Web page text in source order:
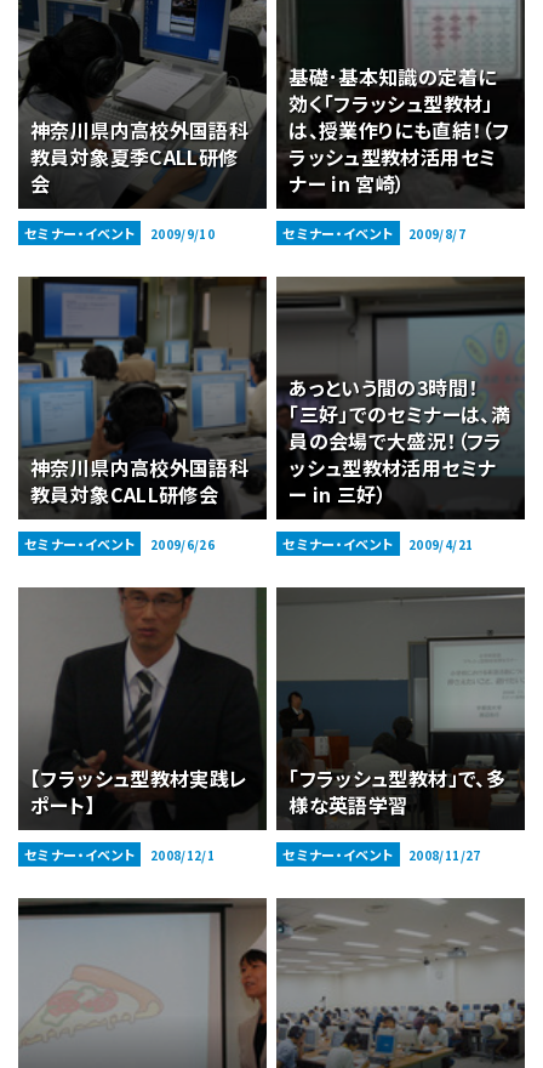
神奈川県内高校外国語科
教員対象夏季CALL研修
会
セミナー・イベント 2009/9/10
基礎･基本知識の定着に
効く「フラッシュ型教材」
は、授業作りにも直結！（フ
ラッシュ型教材活用セミ
ナー in 宮崎）
セミナー・イベント 2009/8/7
神奈川県内高校外国語科
教員対象CALL研修会
セミナー・イベント 2009/6/26
あっという間の3時間！
「三好」でのセミナーは、満
員の会場で大盛況！（フラ
ッシュ型教材活用セミナ
ー in 三好）
セミナー・イベント 2009/4/21
【フラッシュ型教材実践レ
ポート】
セミナー・イベント 2008/12/1
「フラッシュ型教材」で、多
様な英語学習
セミナー・イベント 2008/11/27